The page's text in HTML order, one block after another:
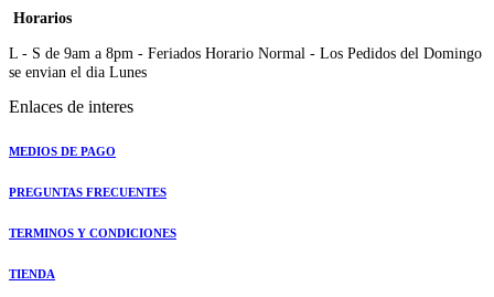
Horarios
L - S de 9am a 8pm - Feriados Horario Normal - Los Pedidos del Domingo
se envian el dia Lunes
Enlaces de interes
MEDIOS DE PAGO
PREGUNTAS FRECUENTES
TERMINOS Y CONDICIONES
TIENDA